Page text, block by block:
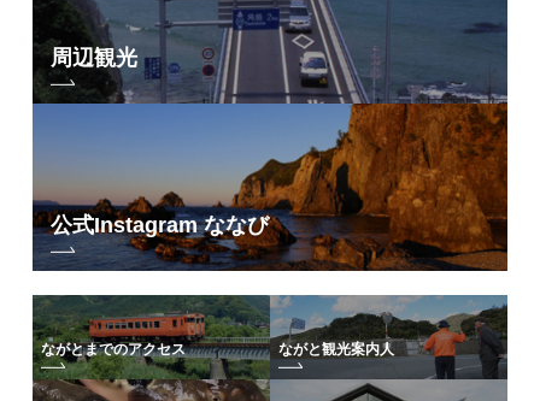
周辺観光
公式Instagram ななび
ながとまでのアクセス ながと観光案内人